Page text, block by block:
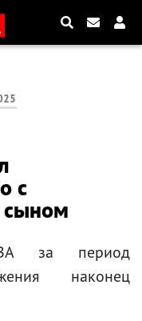
с
сыном
за период
наконец